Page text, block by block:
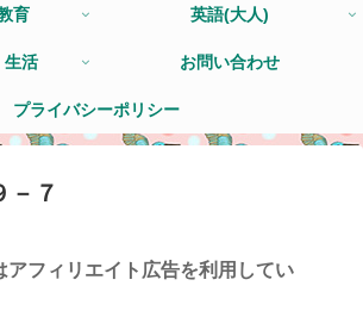
育 英語(大人)
生活 お問い合わせ
プライバシーポリシー
－７
アフィリエイト広告を利用してい